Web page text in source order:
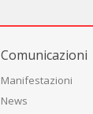
Comunicazioni
Manifestazioni
News